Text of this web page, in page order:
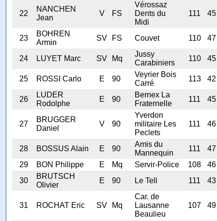
22
NANCHEN
Jean
V FS
Vérossaz
Dents du
Midi
111 45
23
BOHREN
Armin
SV FS Couvet 110 47
24 LUYET Marc SV Mq
Jussy
Carabiniers
110 45
25 ROSSI Carlo E 90
Veyrier Bois
Carré
113 42
26
LUDER
Rodolphe
E 90
Bernex La
Fraternelle
111 45
27
BRUGGER
Daniel
V 90
Yverdon
militaire Les
Peclets
111 46
28 BOSSUS Alain E 90
Amis du
Mannequin
111
47
29
BON Philippe E Mq Servir-Police 108
46
30
BRUTSCH
Olivier
E 90 Le Tell 111 43
31 ROCHAT Eric SV Mq
Car. de
Lausanne
Beaulieu
107 49